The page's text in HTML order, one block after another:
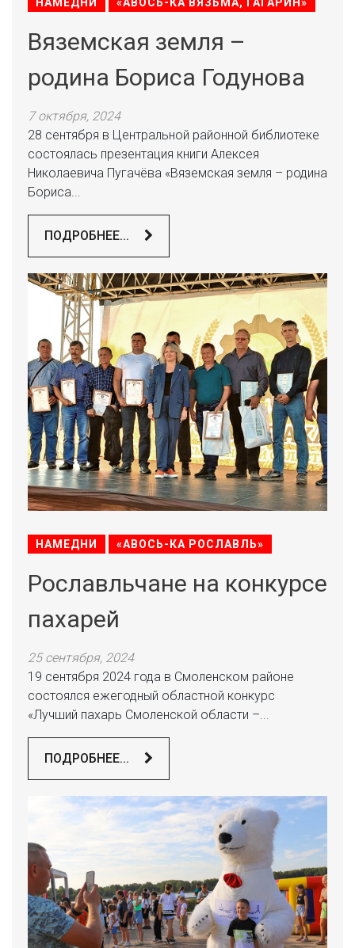
Вяземская земля –
родина Бориса Годунова
7 октября, 2024
28 сентября в Центральной районной библиотеке
состоялась презентация книги Алексея
Николаевича Пугачёва «Вяземская земля – родина
Бориса...
ПОДРОБНЕЕ...
НАМЕДНИ «АВОСЬ-КА РОСЛАВЛЬ»
Рославльчане на конкурсе
пахарей
25 сентября, 2024
19 сентября 2024 года в Смоленском районе
состоялся ежегодный областной конкурс
«Лучший пахарь Смоленской области –...
ПОДРОБНЕЕ...